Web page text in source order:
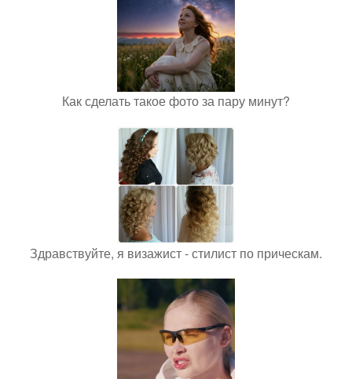
Как сделать такое фото за пару минут?
Здравствуйте, я визажист - стилист по прическам.